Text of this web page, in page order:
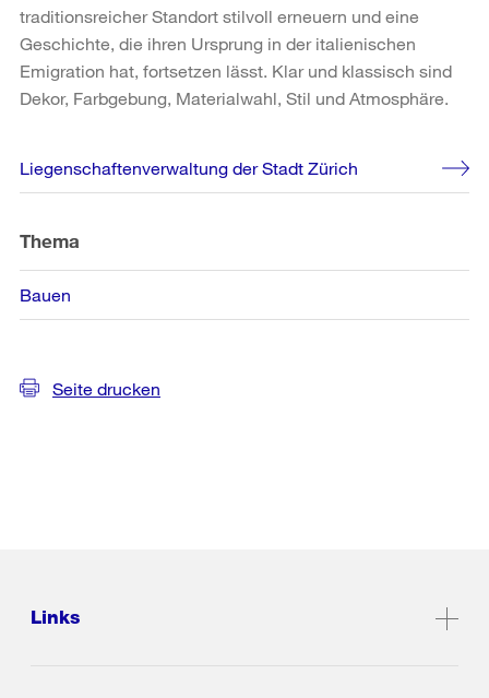
traditionsreicher Standort stilvoll erneuern und eine
Geschichte, die ihren Ursprung in der italienischen
Emigration hat, fortsetzen lässt. Klar und klassisch sind
Dekor, Farbgebung, Materialwahl, Stil und Atmosphäre.
Weitere
Informationen
Liegenschaftenverwaltung der Stadt Zürich
Thema
Bauen
Seite drucken
Links